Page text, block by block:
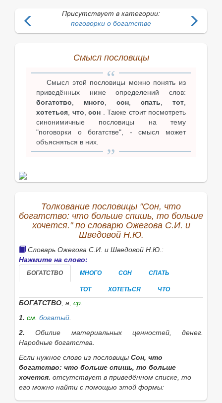
Присутствует в категории:
поговорки о богатстве
Смысл пословицы
Смысл этой пословицы можно понять из
приведённых ниже определений слов:
богатство, много, сон, спать, тот,
хотеться, что, сон . Также стоит посмотреть
синонимичные пословицы на тему
"поговорки о богатстве", - смысл может
объясняться в них.
Толкование пословицы "Сон, что
богатство: что больше спишь, то больше
хочется." по словарю Ожегова С.И. и
Шведовой Н.Ю.
Словарь Ожегова С.И. и Шведовой Н.Ю.:
Нажмите на слово:
БОГАТСТВО МНОГО СОН СПАТЬ
ТОТ ХОТЕТЬСЯ ЧТО
БОГАТСТВО, а, ср.
1. см. богатый.
2. Обилие материальных ценностей, денег.
Народные богатства.
Если нужное слово из пословицы Сон, что
богатство: что больше спишь, то больше
хочется. отсутствует в приведённом списке, то
его можно найти с помощью этой формы: